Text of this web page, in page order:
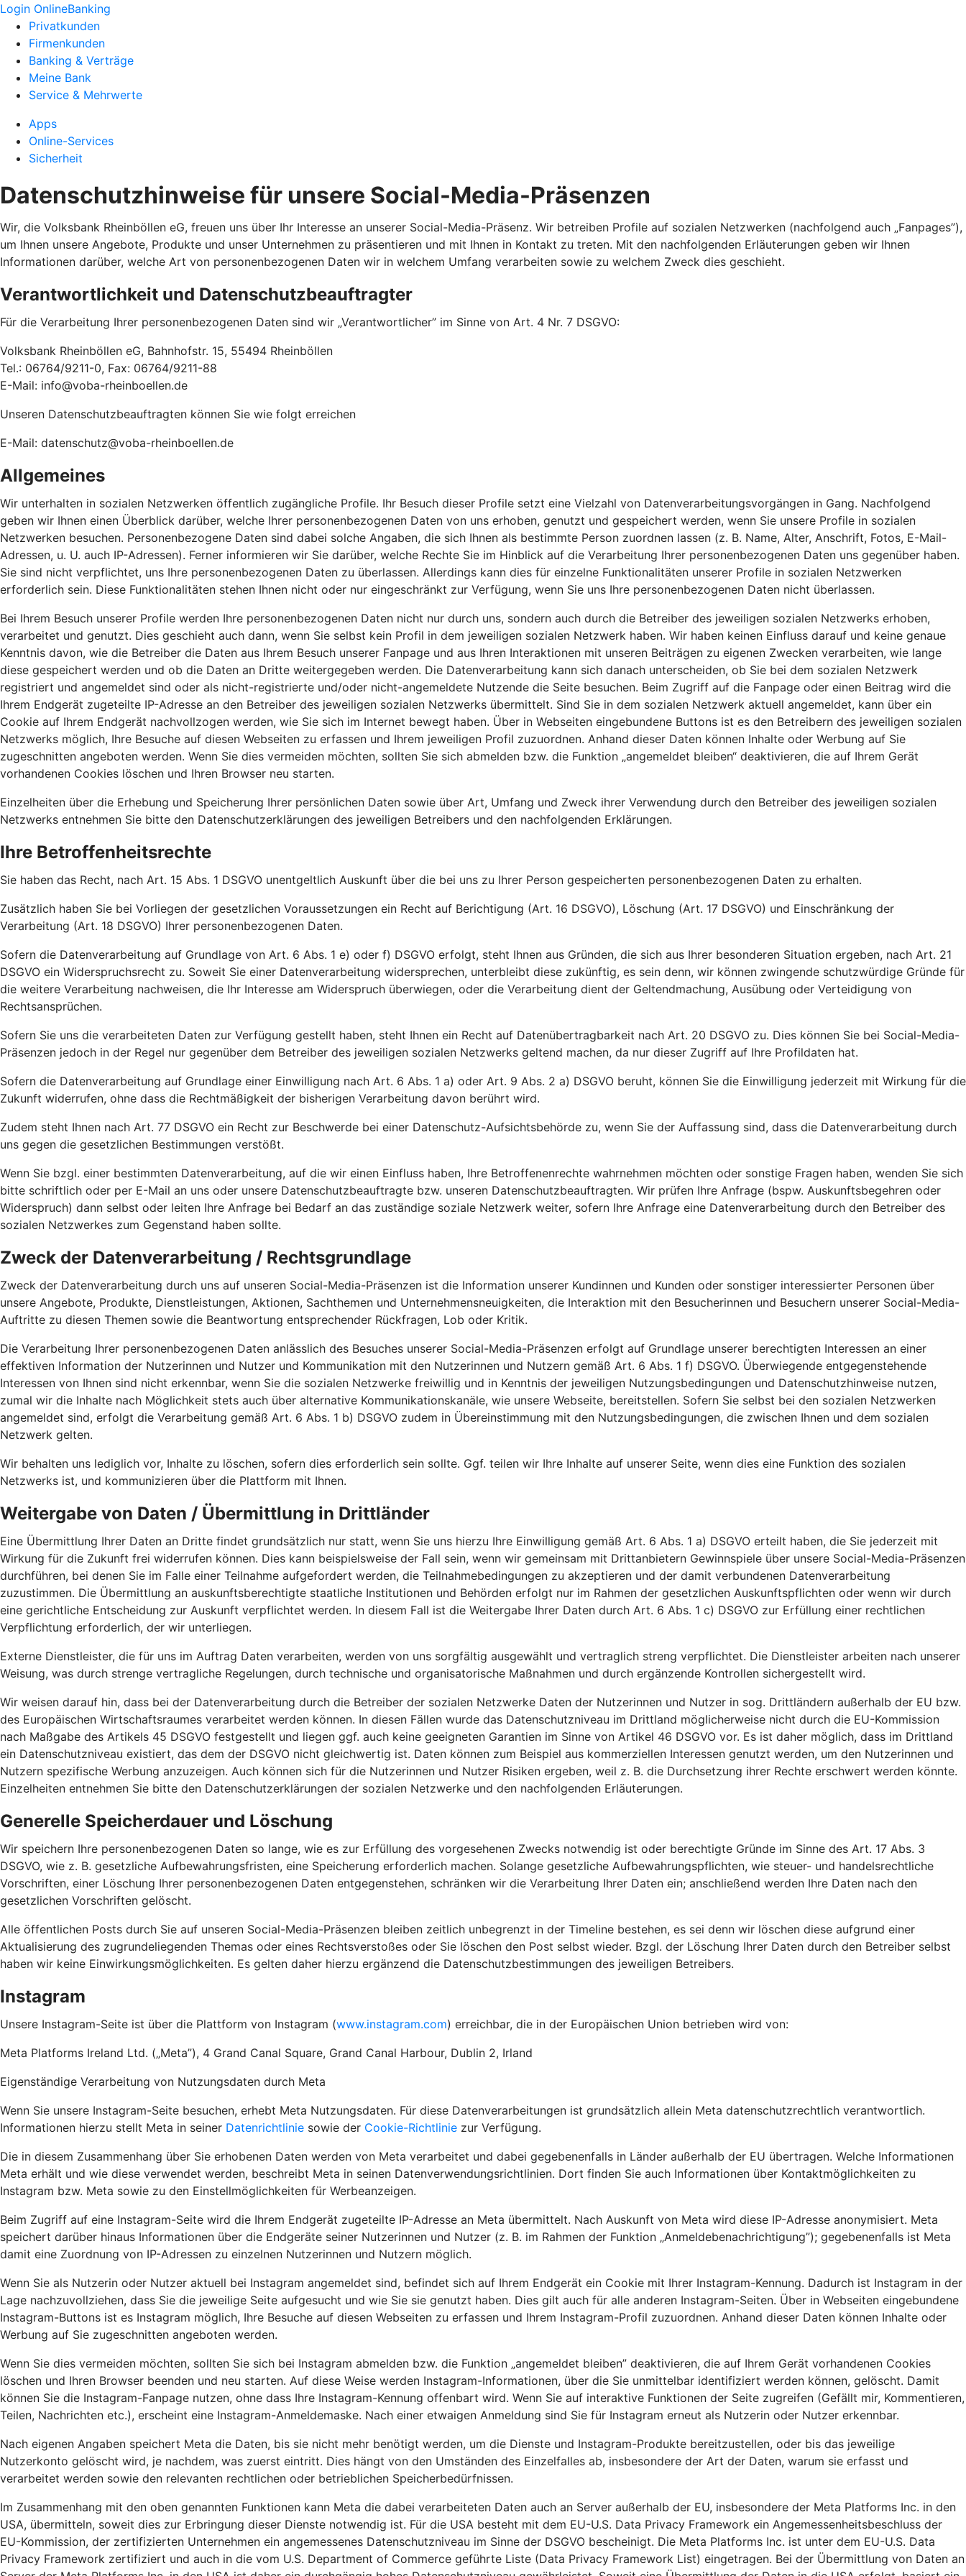
Login OnlineBanking
Privatkunden
Firmenkunden
Banking & Verträge
Meine Bank
Service & Mehrwerte
Apps
Online-Services
Sicherheit
Datenschutzhinweise für unsere Social-Media-Präsenzen
Wir, die Volksbank Rheinböllen eG, freuen uns über Ihr Interesse an unserer Social-Media-Präsenz. Wir betreiben Profile auf sozialen Netzwerken (nachfolgend auch „Fanpages”),
um Ihnen unsere Angebote, Produkte und unser Unternehmen zu präsentieren und mit Ihnen in Kontakt zu treten. Mit den nachfolgenden Erläuterungen geben wir Ihnen
Informationen darüber, welche Art von personenbezogenen Daten wir in welchem Umfang verarbeiten sowie zu welchem Zweck dies geschieht.
Verantwortlichkeit und Datenschutzbeauftragter
Für die Verarbeitung Ihrer personenbezogenen Daten sind wir „Verantwortlicher” im Sinne von Art. 4 Nr. 7 DSGVO:
Volksbank Rheinböllen eG, Bahnhofstr. 15, 55494 Rheinböllen
Tel.: 06764/9211-0, Fax: 06764/9211-88
E-Mail: info@voba-rheinboellen.de
Unseren Datenschutzbeauftragten können Sie wie folgt erreichen
E-Mail: datenschutz@voba-rheinboellen.de
Allgemeines
Wir unterhalten in sozialen Netzwerken öffentlich zugängliche Profile. Ihr Besuch dieser Profile setzt eine Vielzahl von Datenverarbeitungsvorgängen in Gang. Nachfolgend
geben wir Ihnen einen Überblick darüber, welche Ihrer personenbezogenen Daten von uns erhoben, genutzt und gespeichert werden, wenn Sie unsere Profile in sozialen
Netzwerken besuchen. Personenbezogene Daten sind dabei solche Angaben, die sich Ihnen als bestimmte Person zuordnen lassen (z. B. Name, Alter, Anschrift, Fotos, E-Mail-
Adressen, u. U. auch IP-Adressen). Ferner informieren wir Sie darüber, welche Rechte Sie im Hinblick auf die Verarbeitung Ihrer personenbezogenen Daten uns gegenüber haben.
Sie sind nicht verpflichtet, uns Ihre personenbezogenen Daten zu überlassen. Allerdings kann dies für einzelne Funktionalitäten unserer Profile in sozialen Netzwerken
erforderlich sein. Diese Funktionalitäten stehen Ihnen nicht oder nur eingeschränkt zur Verfügung, wenn Sie uns Ihre personenbezogenen Daten nicht überlassen.
Bei Ihrem Besuch unserer Profile werden Ihre personenbezogenen Daten nicht nur durch uns, sondern auch durch die Betreiber des jeweiligen sozialen Netzwerks erhoben,
verarbeitet und genutzt. Dies geschieht auch dann, wenn Sie selbst kein Profil in dem jeweiligen sozialen Netzwerk haben. Wir haben keinen Einfluss darauf und keine genaue
Kenntnis davon, wie die Betreiber die Daten aus Ihrem Besuch unserer Fanpage und aus Ihren Interaktionen mit unseren Beiträgen zu eigenen Zwecken verarbeiten, wie lange
diese gespeichert werden und ob die Daten an Dritte weitergegeben werden. Die Datenverarbeitung kann sich danach unterscheiden, ob Sie bei dem sozialen Netzwerk
registriert und angemeldet sind oder als nicht-registrierte und/oder nicht-angemeldete Nutzende die Seite besuchen. Beim Zugriff auf die Fanpage oder einen Beitrag wird die
Ihrem Endgerät zugeteilte IP-Adresse an den Betreiber des jeweiligen sozialen Netzwerks übermittelt. Sind Sie in dem sozialen Netzwerk aktuell angemeldet, kann über ein
Cookie auf Ihrem Endgerät nachvollzogen werden, wie Sie sich im Internet bewegt haben. Über in Webseiten eingebundene Buttons ist es den Betreibern des jeweiligen sozialen
Netzwerks möglich, Ihre Besuche auf diesen Webseiten zu erfassen und Ihrem jeweiligen Profil zuzuordnen. Anhand dieser Daten können Inhalte oder Werbung auf Sie
zugeschnitten angeboten werden. Wenn Sie dies vermeiden möchten, sollten Sie sich abmelden bzw. die Funktion „angemeldet bleiben“ deaktivieren, die auf Ihrem Gerät
vorhandenen Cookies löschen und Ihren Browser neu starten.
Einzelheiten über die Erhebung und Speicherung Ihrer persönlichen Daten sowie über Art, Umfang und Zweck ihrer Verwendung durch den Betreiber des jeweiligen sozialen
Netzwerks entnehmen Sie bitte den Datenschutzerklärungen des jeweiligen Betreibers und den nachfolgenden Erklärungen.
Ihre Betroffenheitsrechte
Sie haben das Recht, nach Art. 15 Abs. 1 DSGVO unentgeltlich Auskunft über die bei uns zu Ihrer Person gespeicherten personenbezogenen Daten zu erhalten.
Zusätzlich haben Sie bei Vorliegen der gesetzlichen Voraussetzungen ein Recht auf Berichtigung (Art. 16 DSGVO), Löschung (Art. 17 DSGVO) und Einschränkung der
Verarbeitung (Art. 18 DSGVO) Ihrer personenbezogenen Daten.
Sofern die Datenverarbeitung auf Grundlage von Art. 6 Abs. 1 e) oder f) DSGVO erfolgt, steht Ihnen aus Gründen, die sich aus Ihrer besonderen Situation ergeben, nach Art. 21
DSGVO ein Widerspruchsrecht zu. Soweit Sie einer Datenverarbeitung widersprechen, unterbleibt diese zukünftig, es sein denn, wir können zwingende schutzwürdige Gründe für
die weitere Verarbeitung nachweisen, die Ihr Interesse am Widerspruch überwiegen, oder die Verarbeitung dient der Geltendmachung, Ausübung oder Verteidigung von
Rechtsansprüchen.
Sofern Sie uns die verarbeiteten Daten zur Verfügung gestellt haben, steht Ihnen ein Recht auf Datenübertragbarkeit nach Art. 20 DSGVO zu. Dies können Sie bei Social-Media-
Präsenzen jedoch in der Regel nur gegenüber dem Betreiber des jeweiligen sozialen Netzwerks geltend machen, da nur dieser Zugriff auf Ihre Profildaten hat.
Sofern die Datenverarbeitung auf Grundlage einer Einwilligung nach Art. 6 Abs. 1 a) oder Art. 9 Abs. 2 a) DSGVO beruht, können Sie die Einwilligung jederzeit mit Wirkung für die
Zukunft widerrufen, ohne dass die Rechtmäßigkeit der bisherigen Verarbeitung davon berührt wird.
Zudem steht Ihnen nach Art. 77 DSGVO ein Recht zur Beschwerde bei einer Datenschutz-Aufsichtsbehörde zu, wenn Sie der Auffassung sind, dass die Datenverarbeitung durch
uns gegen die gesetzlichen Bestimmungen verstößt.
Wenn Sie bzgl. einer bestimmten Datenverarbeitung, auf die wir einen Einfluss haben, Ihre Betroffenenrechte wahrnehmen möchten oder sonstige Fragen haben, wenden Sie sich
bitte schriftlich oder per E-Mail an uns oder unsere Datenschutzbeauftragte bzw. unseren Datenschutzbeauftragten. Wir prüfen Ihre Anfrage (bspw. Auskunftsbegehren oder
Widerspruch) dann selbst oder leiten Ihre Anfrage bei Bedarf an das zuständige soziale Netzwerk weiter, sofern Ihre Anfrage eine Datenverarbeitung durch den Betreiber des
sozialen Netzwerkes zum Gegenstand haben sollte.
Zweck der Datenverarbeitung / Rechtsgrundlage
Zweck der Datenverarbeitung durch uns auf unseren Social-Media-Präsenzen ist die Information unserer Kundinnen und Kunden oder sonstiger interessierter Personen über
unsere Angebote, Produkte, Dienstleistungen, Aktionen, Sachthemen und Unternehmensneuigkeiten, die Interaktion mit den Besucherinnen und Besuchern unserer Social-Media-
Auftritte zu diesen Themen sowie die Beantwortung entsprechender Rückfragen, Lob oder Kritik.
Die Verarbeitung Ihrer personenbezogenen Daten anlässlich des Besuches unserer Social-Media-Präsenzen erfolgt auf Grundlage unserer berechtigten Interessen an einer
effektiven Information der Nutzerinnen und Nutzer und Kommunikation mit den Nutzerinnen und Nutzern gemäß Art. 6 Abs. 1 f) DSGVO. Überwiegende entgegenstehende
Interessen von Ihnen sind nicht erkennbar, wenn Sie die sozialen Netzwerke freiwillig und in Kenntnis der jeweiligen Nutzungsbedingungen und Datenschutzhinweise nutzen,
zumal wir die Inhalte nach Möglichkeit stets auch über alternative Kommunikationskanäle, wie unsere Webseite, bereitstellen. Sofern Sie selbst bei den sozialen Netzwerken
angemeldet sind, erfolgt die Verarbeitung gemäß Art. 6 Abs. 1 b) DSGVO zudem in Übereinstimmung mit den Nutzungsbedingungen, die zwischen Ihnen und dem sozialen
Netzwerk gelten.
Wir behalten uns lediglich vor, Inhalte zu löschen, sofern dies erforderlich sein sollte. Ggf. teilen wir Ihre Inhalte auf unserer Seite, wenn dies eine Funktion des sozialen
Netzwerks ist, und kommunizieren über die Plattform mit Ihnen.
Weitergabe von Daten / Übermittlung in Drittländer
Eine Übermittlung Ihrer Daten an Dritte findet grundsätzlich nur statt, wenn Sie uns hierzu Ihre Einwilligung gemäß Art. 6 Abs. 1 a) DSGVO erteilt haben, die Sie jederzeit mit
Wirkung für die Zukunft frei widerrufen können. Dies kann beispielsweise der Fall sein, wenn wir gemeinsam mit Drittanbietern Gewinnspiele über unsere Social-Media-Präsenzen
durchführen, bei denen Sie im Falle einer Teilnahme aufgefordert werden, die Teilnahmebedingungen zu akzeptieren und der damit verbundenen Datenverarbeitung
zuzustimmen. Die Übermittlung an auskunftsberechtigte staatliche Institutionen und Behörden erfolgt nur im Rahmen der gesetzlichen Auskunftspflichten oder wenn wir durch
eine gerichtliche Entscheidung zur Auskunft verpflichtet werden. In diesem Fall ist die Weitergabe Ihrer Daten durch Art. 6 Abs. 1 c) DSGVO zur Erfüllung einer rechtlichen
Verpflichtung erforderlich, der wir unterliegen.
Externe Dienstleister, die für uns im Auftrag Daten verarbeiten, werden von uns sorgfältig ausgewählt und vertraglich streng verpflichtet. Die Dienstleister arbeiten nach unserer
Weisung, was durch strenge vertragliche Regelungen, durch technische und organisatorische Maßnahmen und durch ergänzende Kontrollen sichergestellt wird.
Wir weisen darauf hin, dass bei der Datenverarbeitung durch die Betreiber der sozialen Netzwerke Daten der Nutzerinnen und Nutzer in sog. Drittländern außerhalb der EU bzw.
des Europäischen Wirtschaftsraumes verarbeitet werden können. In diesen Fällen wurde das Datenschutzniveau im Drittland möglicherweise nicht durch die EU-Kommission
nach Maßgabe des Artikels 45 DSGVO festgestellt und liegen ggf. auch keine geeigneten Garantien im Sinne von Artikel 46 DSGVO vor. Es ist daher möglich, dass im Drittland
ein Datenschutzniveau existiert, das dem der DSGVO nicht gleichwertig ist. Daten können zum Beispiel aus kommerziellen Interessen genutzt werden, um den Nutzerinnen und
Nutzern spezifische Werbung anzuzeigen. Auch können sich für die Nutzerinnen und Nutzer Risiken ergeben, weil z. B. die Durchsetzung ihrer Rechte erschwert werden könnte.
Einzelheiten entnehmen Sie bitte den Datenschutzerklärungen der sozialen Netzwerke und den nachfolgenden Erläuterungen.
Generelle Speicherdauer und Löschung
Wir speichern Ihre personenbezogenen Daten so lange, wie es zur Erfüllung des vorgesehenen Zwecks notwendig ist oder berechtigte Gründe im Sinne des Art. 17 Abs. 3
DSGVO, wie z. B. gesetzliche Aufbewahrungsfristen, eine Speicherung erforderlich machen. Solange gesetzliche Aufbewahrungspflichten, wie steuer- und handelsrechtliche
Vorschriften, einer Löschung Ihrer personenbezogenen Daten entgegenstehen, schränken wir die Verarbeitung Ihrer Daten ein; anschließend werden Ihre Daten nach den
gesetzlichen Vorschriften gelöscht.
Alle öffentlichen Posts durch Sie auf unseren Social-Media-Präsenzen bleiben zeitlich unbegrenzt in der Timeline bestehen, es sei denn wir löschen diese aufgrund einer
Aktualisierung des zugrundeliegenden Themas oder eines Rechtsverstoßes oder Sie löschen den Post selbst wieder. Bzgl. der Löschung Ihrer Daten durch den Betreiber selbst
haben wir keine Einwirkungsmöglichkeiten. Es gelten daher hierzu ergänzend die Datenschutzbestimmungen des jeweiligen Betreibers.
Instagram
Unsere Instagram-Seite ist über die Plattform von Instagram (www.instagram.com) erreichbar, die in der Europäischen Union betrieben wird von:
Meta Platforms Ireland Ltd. („Meta”), 4 Grand Canal Square, Grand Canal Harbour, Dublin 2, Irland
Eigenständige Verarbeitung von Nutzungsdaten durch Meta
Wenn Sie unsere Instagram-Seite besuchen, erhebt Meta Nutzungsdaten. Für diese Datenverarbeitungen ist grundsätzlich allein Meta datenschutzrechtlich verantwortlich.
Informationen hierzu stellt Meta in seiner Datenrichtlinie sowie der Cookie-Richtlinie zur Verfügung.
Die in diesem Zusammenhang über Sie erhobenen Daten werden von Meta verarbeitet und dabei gegebenenfalls in Länder außerhalb der EU übertragen. Welche Informationen
Meta erhält und wie diese verwendet werden, beschreibt Meta in seinen Datenverwendungsrichtlinien. Dort finden Sie auch Informationen über Kontaktmöglichkeiten zu
Instagram bzw. Meta sowie zu den Einstellmöglichkeiten für Werbeanzeigen.
Beim Zugriff auf eine Instagram-Seite wird die Ihrem Endgerät zugeteilte IP-Adresse an Meta übermittelt. Nach Auskunft von Meta wird diese IP-Adresse anonymisiert. Meta
speichert darüber hinaus Informationen über die Endgeräte seiner Nutzerinnen und Nutzer (z. B. im Rahmen der Funktion „Anmeldebenachrichtigung”); gegebenenfalls ist Meta
damit eine Zuordnung von IP-Adressen zu einzelnen Nutzerinnen und Nutzern möglich.
Wenn Sie als Nutzerin oder Nutzer aktuell bei Instagram angemeldet sind, befindet sich auf Ihrem Endgerät ein Cookie mit Ihrer Instagram-Kennung. Dadurch ist Instagram in der
Lage nachzuvollziehen, dass Sie die jeweilige Seite aufgesucht und wie Sie sie genutzt haben. Dies gilt auch für alle anderen Instagram-Seiten. Über in Webseiten eingebundene
Instagram-Buttons ist es Instagram möglich, Ihre Besuche auf diesen Webseiten zu erfassen und Ihrem Instagram-Profil zuzuordnen. Anhand dieser Daten können Inhalte oder
Werbung auf Sie zugeschnitten angeboten werden.
Wenn Sie dies vermeiden möchten, sollten Sie sich bei Instagram abmelden bzw. die Funktion „angemeldet bleiben” deaktivieren, die auf Ihrem Gerät vorhandenen Cookies
löschen und Ihren Browser beenden und neu starten. Auf diese Weise werden Instagram-Informationen, über die Sie unmittelbar identifiziert werden können, gelöscht. Damit
können Sie die Instagram-Fanpage nutzen, ohne dass Ihre Instagram-Kennung offenbart wird. Wenn Sie auf interaktive Funktionen der Seite zugreifen (Gefällt mir, Kommentieren,
Teilen, Nachrichten etc.), erscheint eine Instagram-Anmeldemaske. Nach einer etwaigen Anmeldung sind Sie für Instagram erneut als Nutzerin oder Nutzer erkennbar.
Nach eigenen Angaben speichert Meta die Daten, bis sie nicht mehr benötigt werden, um die Dienste und Instagram-Produkte bereitzustellen, oder bis das jeweilige
Nutzerkonto gelöscht wird, je nachdem, was zuerst eintritt. Dies hängt von den Umständen des Einzelfalles ab, insbesondere der Art der Daten, warum sie erfasst und
verarbeitet werden sowie den relevanten rechtlichen oder betrieblichen Speicherbedürfnissen.
Im Zusammenhang mit den oben genannten Funktionen kann Meta die dabei verarbeiteten Daten auch an Server außerhalb der EU, insbesondere der Meta Platforms Inc. in den
USA, übermitteln, soweit dies zur Erbringung dieser Dienste notwendig ist. Für die USA besteht mit dem EU-U.S. Data Privacy Framework ein Angemessenheitsbeschluss der
EU-Kommission, der zertifizierten Unternehmen ein angemessenes Datenschutzniveau im Sinne der DSGVO bescheinigt. Die Meta Platforms Inc. ist unter dem EU-U.S. Data
Privacy Framework zertifiziert und auch in die vom U.S. Department of Commerce geführte Liste (Data Privacy Framework List) eingetragen. Bei der Übermittlung von Daten an